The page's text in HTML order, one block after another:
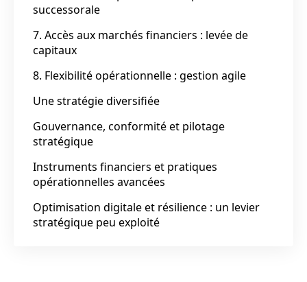
successorale
7. Accès aux marchés financiers : levée de
capitaux
8. Flexibilité opérationnelle : gestion agile
Une stratégie diversifiée
Gouvernance, conformité et pilotage
stratégique
Instruments financiers et pratiques
opérationnelles avancées
Optimisation digitale et résilience : un levier
stratégique peu exploité